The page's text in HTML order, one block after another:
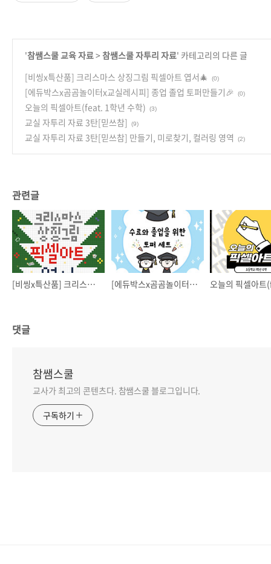
'참쌤스쿨 교육 자료> 참쌤스쿨 자투리 자료' 카테고리의 다른 글
[비씽x특산품] 크리스마스 상징그림 픽셀아트 엽서🎄
(0)
[에듀박스x곰곰놀이터x교실레시피] 종업 졸업 토퍼만들기🎉 (0)
오늘의 픽셀아트(feat. 1학년 수학) (3)
교실 자투리 자료 3탄[믿쓰참] (9)
교실 자투리 자료 3탄[믿쓰참] 만들기, 미로찾기, 컬러링 영역 (2)
관련글
[비씽x특산품] 크리스마스 상징그림 픽셀아트 엽서🎄 [에듀박스x곰곰놀이터x교실레시피] 종업 졸업 토퍼만들기🎉
댓글
참쌤스쿨
교사가 최고의 콘텐츠다. 참쌤스쿨 블로그입니다.
구독하기